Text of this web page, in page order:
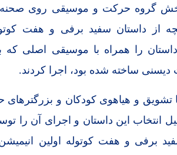
گروه حرکت و موسیقی روی صحنه
از داستان سفید برفی و هفت
را همراه با موسیقی اصلی که
ساخته شده بود، اجرا کردند.
تشویق و هیاهوی کودکان و
انتخاب این داستان و اجرای آن را